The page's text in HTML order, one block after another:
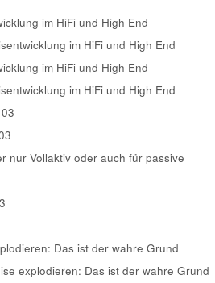
im HiFi und High End
im HiFi und High End
im HiFi und High End
im HiFi und High End
nur Vollaktiv oder auch für passive
Das ist der wahre Grund
explodieren: Das ist der wahre Grund